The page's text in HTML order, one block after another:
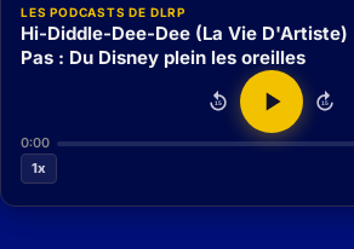
LES PODCASTS DE DLRP
Hi-Diddle-Dee-Dee (La Vie D'Artiste)
Pas : Du Disney plein les oreilles
15 15
0:00
1x